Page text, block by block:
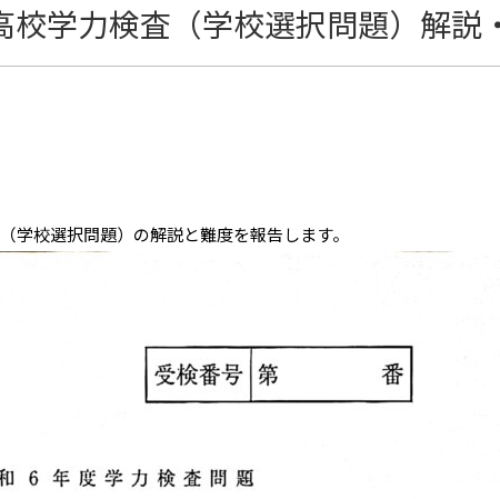
学力検査（学校選択問題）解説
学校選択問題）の解説と難度を報告します。